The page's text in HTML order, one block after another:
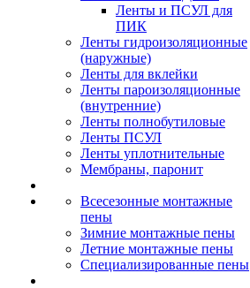
Ленты и ПСУЛ для
ПИК
Ленты гидроизоляционные
(наружные)
Ленты для вклейки
Ленты пароизоляционные
(внутренние)
Ленты полнобутиловые
Ленты ПСУЛ
Ленты уплотнительные
Мембраны, паронит
Всесезонные монтажные
пены
Зимние монтажные пены
Летние монтажные пены
Специализированные пены